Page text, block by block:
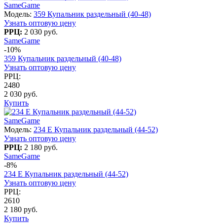
SameGame
Модель: 359 Купальник раздельный (40-48)
Узнать оптовую цену
РРЦ: 2 030 руб.
SameGame
-10%
359 Купальник раздельный (40-48)
Узнать оптовую цену
РРЦ:
2480
2 030 руб.
Купить
SameGame
Модель: 234 E Купальник раздельный (44-52)
Узнать оптовую цену
РРЦ: 2 180 руб.
SameGame
-8%
234 E Купальник раздельный (44-52)
Узнать оптовую цену
РРЦ:
2610
2 180 руб.
Купить